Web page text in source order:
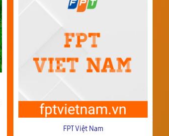
FPT Việt Nam